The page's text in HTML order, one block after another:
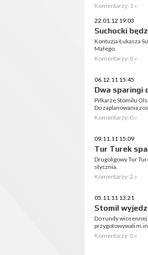
Komentarzy: 1 »
22.01.12 19:03
Suchocki
Kontuzja Łukasza
Małego.
Komentarzy: 0 »
06.12.11 15:45
Dwa sparingi
Piłkarze Stomilu
Do zaplanowania
Komentarzy: 0 »
09.11.11 15:09
Tur Turek
Drugoligowy Tur
stycznia.
Komentarzy: 2 »
05.11.11 13:21
Stomil
Do rundy wiosennej
przygotowywali
Komentarzy: 3 »